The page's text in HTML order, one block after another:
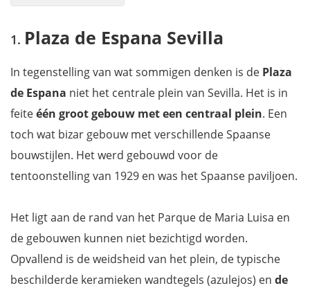
Plaza de América
Museo de Artes y Costumbres Populares
Flamencoshow bijwonen in Museo del Baile Flamenco
Kathedraal van Sevilla
Museo Arqueologico
Real Alcazar
Giralda, een voormalige minaret
Iglesia Santa Maria la Blanca
Casa de Pilatos
Ayuntamiento of stadhuis op het Plaza Nueva
Plaza de Espana Sevilla
In tegenstelling van wat sommigen denken is de Plaza
de Espana niet het centrale plein van Sevilla. Het is in
feiteéén groot gebouw met een centraal plein. Een
toch wat bizar gebouw met verschillende Spaanse
bouwstijlen. Het werd gebouwd voor de
tentoonstelling van 1929 en was het Spaanse paviljoen.
Het ligt aan de rand van het Parque de Maria Luisa en
de gebouwen kunnen niet bezichtigd worden.
Opvallend is de weidsheid van het plein, de typische
beschilderde keramieken wandtegels (azulejos) en de